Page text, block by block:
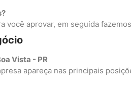
aprovar, em seguida
Vista - PR
apareça nas principais